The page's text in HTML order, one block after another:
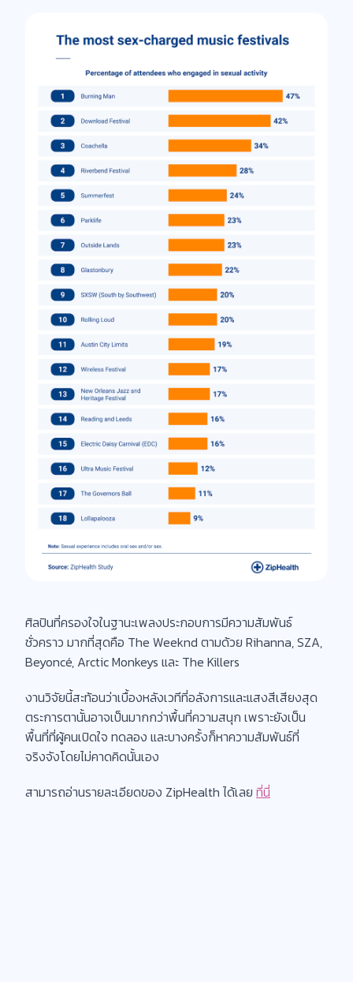
ศิลปินที่ครองใจในฐานะเพลงประกอบการมีความสัมพันธ์
ชั่วคราว มากที่สุดคือ The Weeknd ตามด้วย Rihanna, SZA,
Beyoncé, Arctic Monkeys และ The Killers
งานวิจัยนี้สะท้อนว่าเบื้องหลังเวทีที่อลังการและแสงสีเสียงสุด
ตระการตานั้นอาจเป็นมากกว่าพื้นที่ความสนุก เพราะยังเป็น
พื้นที่ที่ผู้คนเปิดใจ ทดลอง และบางครั้งก็หาความสัมพันธ์ที่
จริงจังโดยไม่คาดคิดนั้นเอง
สามารถอ่านรายละเอียดของ ZipHealth ได้เลย ที่นี่